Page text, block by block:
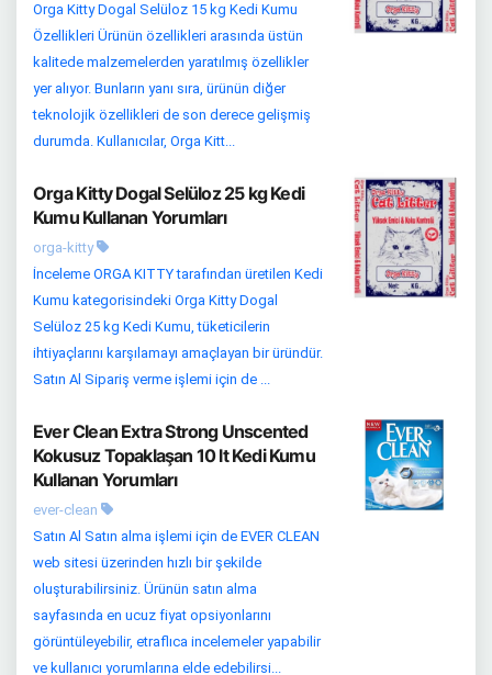
Orga Kitty Dogal Selüloz 15 kg Kedi Kumu
Özellikleri Ürünün özellikleri arasında üstün
kalitede malzemelerden yaratılmış özellikler
yer alıyor. Bunların yanı sıra, ürünün diğer
teknolojik özellikleri de son derece gelişmiş
durumda. Kullanıcılar, Orga Kitt...
Orga Kitty Dogal Selüloz 25 kg Kedi
Kumu Kullanan Yorumları
orga-kitty
İnceleme ORGA KITTY tarafından üretilen Kedi
Kumu kategorisindeki Orga Kitty Dogal
Selüloz 25 kg Kedi Kumu, tüketicilerin
ihtiyaçlarını karşılamayı amaçlayan bir üründür.
Satın Al Sipariş verme işlemi için de ...
Ever Clean Extra Strong Unscented
Kokusuz Topaklaşan 10 lt Kedi Kumu
Kullanan Yorumları
ever-clean
Satın Al Satın alma işlemi için de EVER CLEAN
web sitesi üzerinden hızlı bir şekilde
oluşturabilirsiniz. Ürünün satın alma
sayfasında en ucuz fiyat opsiyonlarını
görüntüleyebilir, etraflıca incelemeler yapabilir
ve kullanıcı yorumlarına elde edebilirsi...